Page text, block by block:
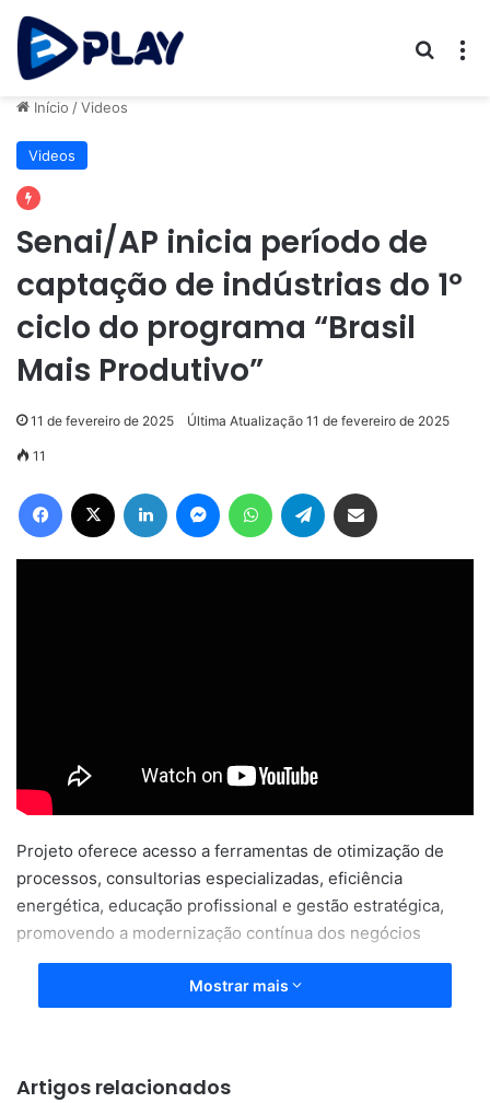
Início /Videos
Videos
Senai/AP inicia período de
captação de indústrias do 1º
ciclo do programa “Brasil
Mais Produtivo”
11 de fevereiro de 2025 Última Atualização 11 de fevereiro de 2025
11
Facebook Linkedin MessengerWhatsAppTelegram
Projeto oferece acesso a ferramentas de otimização de
processos, consultorias especializadas, eficiência
energética, educação profissional e gestão estratégica,
promovendo a modernização contínua dos negócios
Mostrar mais
Artigos relacionados